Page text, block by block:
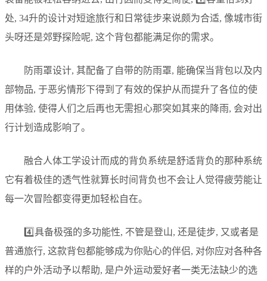
处, 34升的设计对短途旅行和日常徒步来说颇为合适, 像城市街
头呀还是郊野探险呢, 这个背包都能满足你的需求。
防雨罩设计, 其配备了自带的防雨罩, 能确保当背包以及内
部物品, 于恶劣情形下得到了有效的保护从而提升了各位的使
用体验, 使得人们之后再也无需担心那突如其来的降雨, 会对出
行计划造成影响了。
融合人体工学设计而成的背负系统是舒适背负的那种系统
它有着极佳的透气性就算长时间背负也不会让人觉得疲劳能让
每一次冒险都变得更加轻松自在。
4️⃣具备极强的多功能性, 不管是登山, 还是徒步, 又或者是
普通旅行, 这款背包都能够成为你贴心的伴侣, 对你应对各种各
样的户外活动予以帮助, 是户外运动爱好者一类无法缺少的选